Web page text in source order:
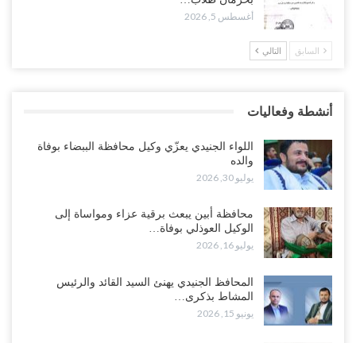
أغسطس 5, 2026
خلافات الرواتب تشعل مواجهة داخل معسكر التحالف… والإصلاح يصعّد
تعميد الشهادات يشعل غضباً واسعاً..!
أغسطس 5, 2026
ملفات المال والنفط..!
أغسطس 5, 2026
النفط تلتف حول أفريقيا وسفن تعلن: “لا توجد شحنة…
أغسطس 4, 2026
أغسطس 5, 2026
السابق التالي
أنشطة وفعاليات
اللواء الجنيدي يعزّي وكيل محافظة الببضاء بوفاة
والده
يوليو 30, 2026
محافظة أبين يبعث برقية عزاء ومواساة إلى
الوكيل العوذلي بوفاة…
يوليو 16, 2026
المحافظ الجنيدي يهنئ السيد القائد والرئيس
المشاط بذكرى…
يونيو 15, 2026